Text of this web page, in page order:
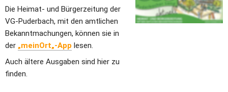
Die Heimat- und Bürgerzeitung der
VG-Puderbach, mit den amtlichen
Bekanntmachungen, können sie in
der „meinOrt„-App lesen.
Auch ältere Ausgaben sind hier zu
finden.